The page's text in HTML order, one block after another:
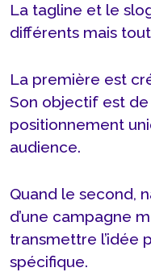
La tagline et le
différents mais
La première est
Son objectif est
positionnement
audience.
Quand le second,
d’une campagne
transmettre l’idée
spécifique.